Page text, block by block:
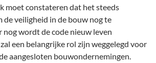
moet constateren dat het steeds
veiligheid in de bouw nog te
nog wordt de code nieuw leven
een belangrijke rol zijn weggelegd voor
aangesloten bouwondernemingen.